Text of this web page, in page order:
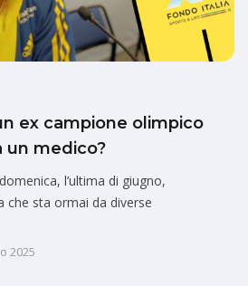
ex campione olimpico
un medico?
l’ultima di giugno,
che sta ormai da diverse
2025